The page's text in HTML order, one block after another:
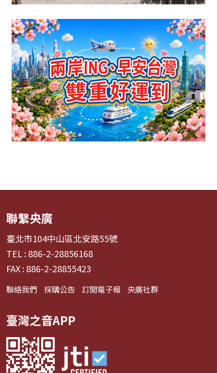
聯繫央廣
臺北市104中山區北安路55號
TEL : 886-2-28856168
FAX : 886-2-28855423
聯絡我們 採購公告 訂閱電子報 央廣社群
臺灣之音APP